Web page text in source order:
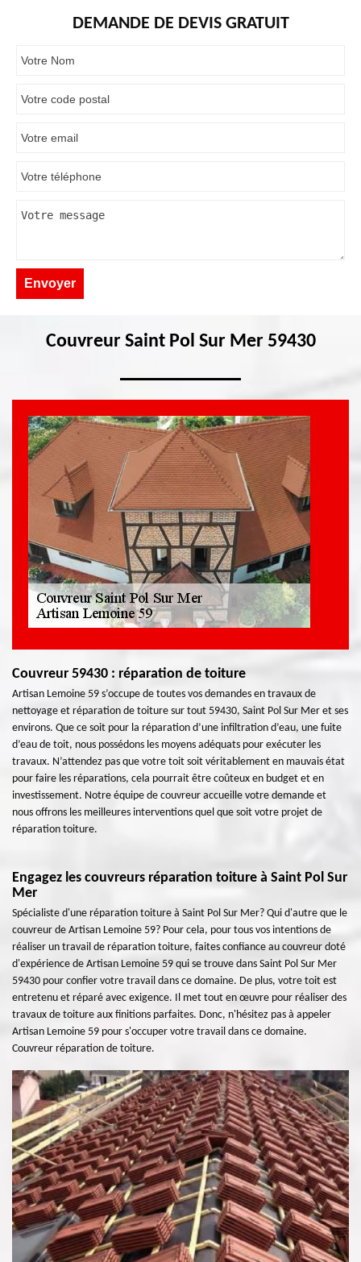
DEMANDE DE DEVIS GRATUIT
Couvreur Saint Pol Sur Mer 59430
Couvreur 59430 : réparation de toiture
Artisan Lemoine 59 s’occupe de toutes vos demandes en travaux de
nettoyage et réparation de toiture sur tout 59430, Saint Pol Sur Mer et ses
environs. Que ce soit pour la réparation d’une infiltration d’eau, une fuite
d’eau de toit, nous possédons les moyens adéquats pour exécuter les
travaux. N’attendez pas que votre toit soit véritablement en mauvais état
pour faire les réparations, cela pourrait être coûteux en budget et en
investissement. Notre équipe de couvreur accueille votre demande et
nous offrons les meilleures interventions quel que soit votre projet de
réparation toiture.
Engagez les couvreurs réparation toiture à Saint Pol Sur
Mer
Spécialiste d'une réparation toiture à Saint Pol Sur Mer? Qui d'autre que le
couvreur de Artisan Lemoine 59? Pour cela, pour tous vos intentions de
réaliser un travail de réparation toiture, faites confiance au couvreur doté
d'expérience de Artisan Lemoine 59 qui se trouve dans Saint Pol Sur Mer
59430 pour confier votre travail dans ce domaine. De plus, votre toit est
entretenu et réparé avec exigence. Il met tout en œuvre pour réaliser des
travaux de toiture aux finitions parfaites. Donc, n'hésitez pas à appeler
Artisan Lemoine 59 pour s'occuper votre travail dans ce domaine.
Couvreur réparation de toiture.